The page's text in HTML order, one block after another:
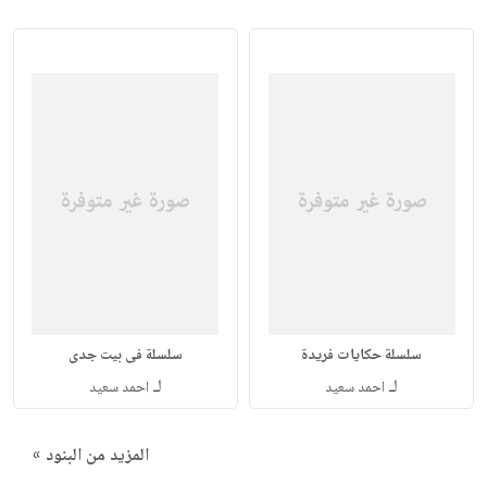
سلسلة حكايات فريدة
لـ احمد سعيد
سلسلة فى بيت جدى
لـ احمد سعيد
المزيد من البنود »